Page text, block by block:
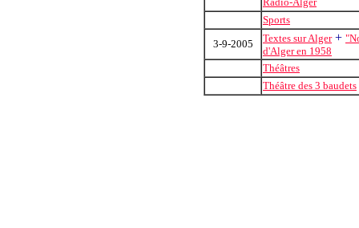
Sports
3-9-2005
Textes sur Alger+
d'Alger en 1958
Théâtres
Théâtre des 3 baudets